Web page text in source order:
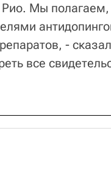
Мы полагаем,
-
все